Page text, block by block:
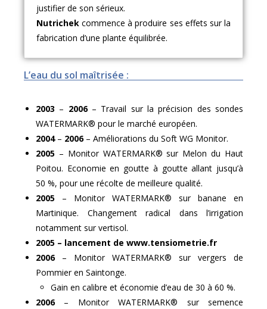
justifier de son sérieux.
Nutrichek commence à produire ses effets sur la
fabrication d’une plante équilibrée.
L’eau du sol maîtrisée :
2003 – 2006– Travail sur la précision des sondes
WATERMARK® pour le marché européen.
2004– 2006– Améliorations du Soft WG Monitor.
2005 – Monitor WATERMARK® sur Melon du Haut
Poitou. Economie en goutte à goutte allant jusqu’à
50 %, pour une récolte de meilleure qualité.
2005 – Monitor WATERMARK® sur banane en
Martinique. Changement radical dans l’irrigation
notamment sur vertisol.
2005 – lancement de www.tensiometrie.fr
2006– Monitor WATERMARK® sur vergers de
Pommier en Saintonge.
Gain en calibre et économie d’eau de 30 à 60 %.
2006– Monitor WATERMARK® sur semence